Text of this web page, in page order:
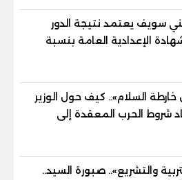
سويف يعتمد نتيجة الدور
الإعدادية العامة بنسبة
السلام».. كيف حول الوزير
شروط الحرب المعقدة إلى
للانسحاب والإعمار؟
والتشريع».. صبورة السيد..